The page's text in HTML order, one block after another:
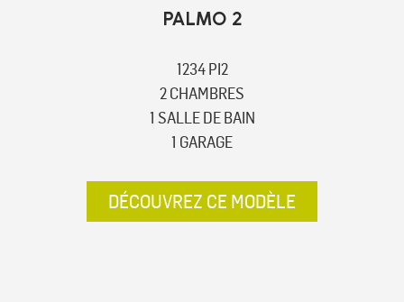
PALMO 2
1234 PI2
2 CHAMBRES
1 SALLE DE BAIN
1 GARAGE
DÉCOUVREZ CE MODÈLE